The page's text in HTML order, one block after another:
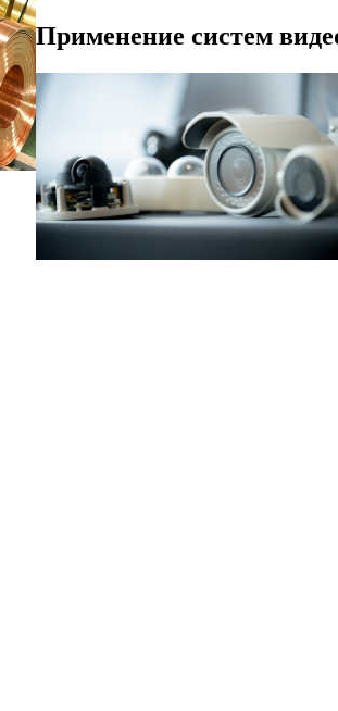
Применение систем